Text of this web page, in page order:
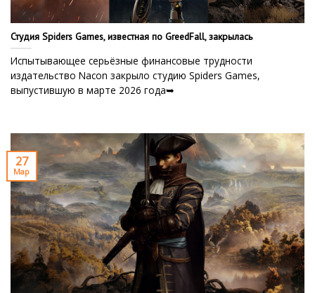
Студия Spiders Games, известная по GreedFall, закрылась
Испытывающее серьёзные финансовые трудности
издательство Nacon закрыло студию Spiders Games,
выпустившую в марте 2026 года➥
27
Мар